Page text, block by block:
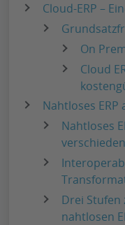
Cloud-ERP –
On
Cloud
Nahtloses
Nahtloses
Drei
nahtlosen